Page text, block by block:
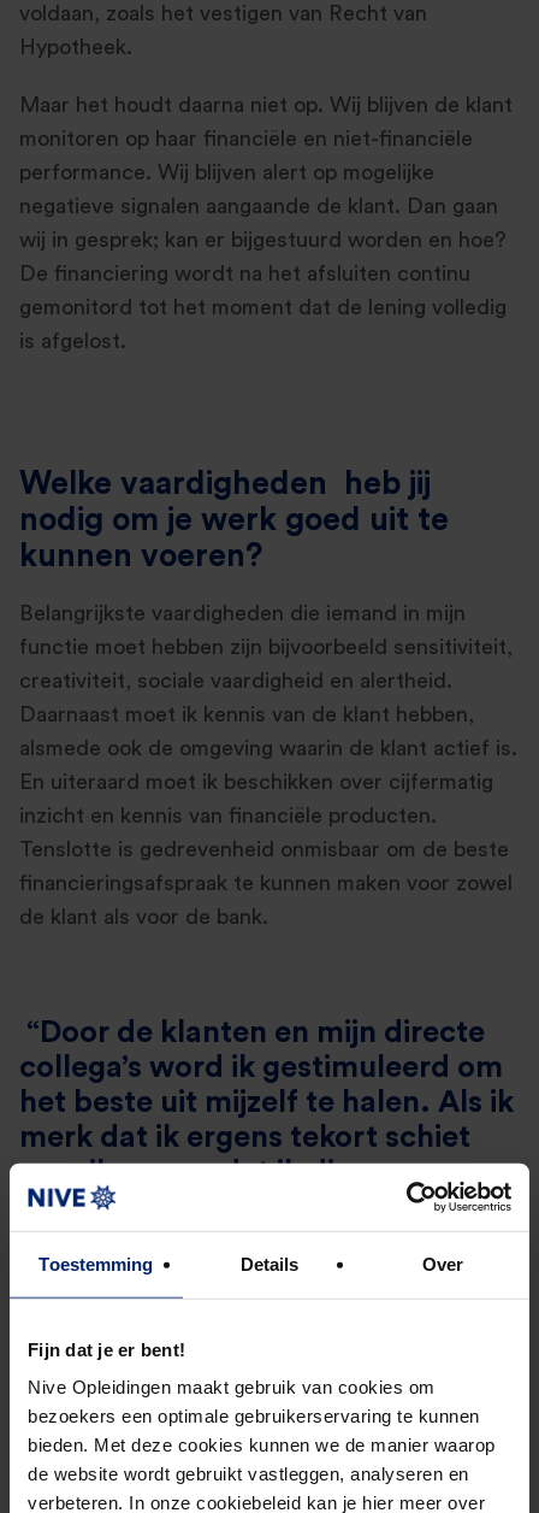
Toestemming Details Over
Fijn dat je er bent!
Nive Opleidingen maakt gebruik van cookies om
bezoekers een optimale gebruikerservaring te kunnen
bieden. Met deze cookies kunnen we de manier waarop
de website wordt gebruikt vastleggen, analyseren en
verbeteren. In onze cookiebeleid kan je hier meer over
voldaan, zoals het vestigen van Recht van
Hypotheek.
Maar het houdt daarna niet op. Wij blijven de klant
monitoren op haar financiële en niet-financiële
performance. Wij blijven alert op mogelijke
negatieve signalen aangaande de klant. Dan gaan
wij in gesprek; kan er bijgestuurd worden en hoe?
De financiering wordt na het afsluiten continu
gemonitord tot het moment dat de lening volledig
is afgelost.
Welke vaardigheden heb jij
nodig om je werk goed uit te
kunnen voeren?
Belangrijkste vaardigheden die iemand in mijn
functie moet hebben zijn bijvoorbeeld sensitiviteit,
creativiteit, sociale vaardigheid en alertheid.
Daarnaast moet ik kennis van de klant hebben,
alsmede ook de omgeving waarin de klant actief is.
En uiteraard moet ik beschikken over cijfermatig
inzicht en kennis van financiële producten.
Tenslotte is gedrevenheid onmisbaar om de beste
financieringsafspraak te kunnen maken voor zowel
de klant als voor de bank.
“Door de klanten en mijn directe
collega’s word ik gestimuleerd om
het beste uit mijzelf te halen. Als ik
merk dat ik ergens tekort schiet
zorg ik ervoor dat ik die
achterstand inhaal.”
Welke ontwikkelingen zie jij in de
markt?
Klanten zijn kritisch en willen tegen de beste
voorwaarden een financiering afsluiten. Hier is niks